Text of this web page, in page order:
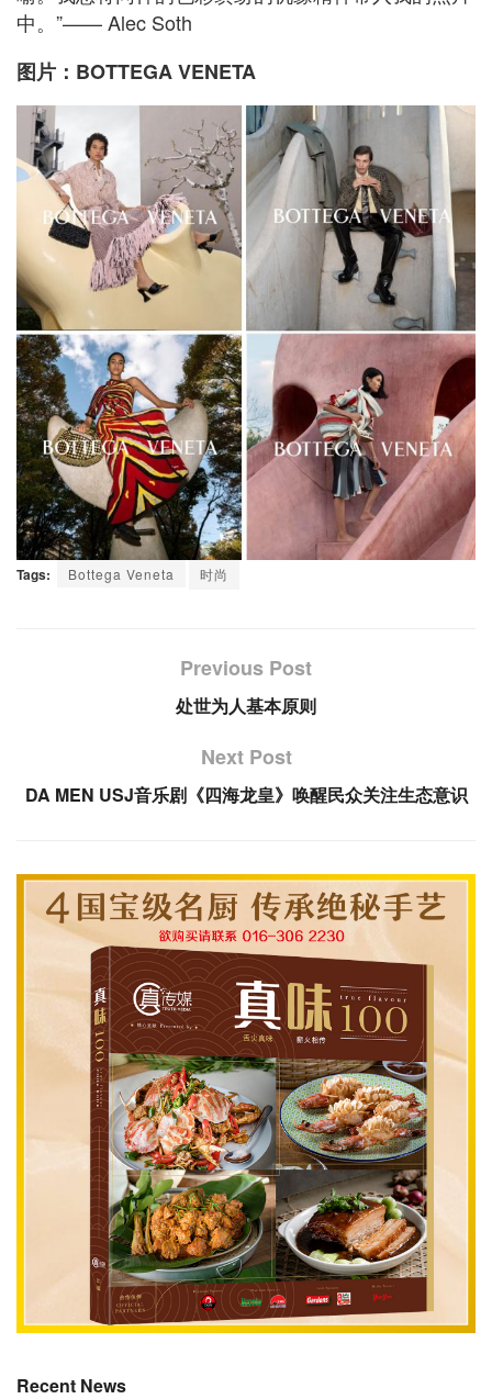
中。”—— Alec Soth
图片：BOTTEGA VENETA
Tags: Bottega Veneta 时尚
Previous Post
处世为人基本原则
Next Post
DA MEN USJ音乐剧《四海龙皇》唤醒民众关注生态意识
Recent News